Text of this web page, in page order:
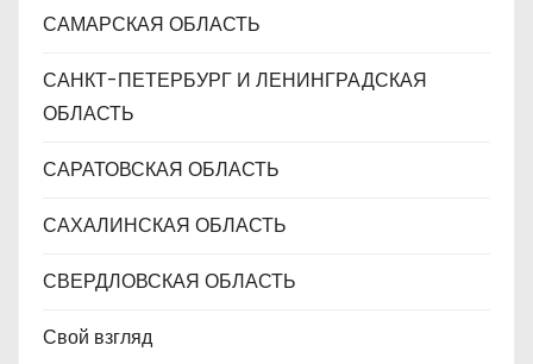
САМАРСКАЯ ОБЛАСТЬ
САНКТ-ПЕТЕРБУРГ И ЛЕНИНГРАДСКАЯ
ОБЛАСТЬ
САРАТОВСКАЯ ОБЛАСТЬ
САХАЛИНСКАЯ ОБЛАСТЬ
СВЕРДЛОВСКАЯ ОБЛАСТЬ
Свой взгляд